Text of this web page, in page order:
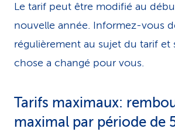
Le tarif peut être modifié au
nouvelle année. Informez-vous
régulièrement au sujet du tarif et
chose a changé pour vous.
Tarifs maximaux:
maximal par période de